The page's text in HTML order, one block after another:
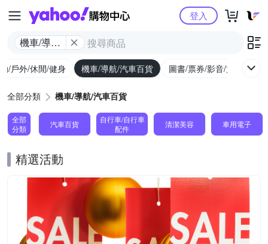
Yahoo購物中心
機車/導航/
登入
/戶外/休閒/健身 機車/導航/汽車百貨 圖書/票券/影音/文具
全部分類 機車/導航/汽車百貨
全部
分類
汽車百貨
自行車/自行車
配件
清潔美容 車用電子
精選活動